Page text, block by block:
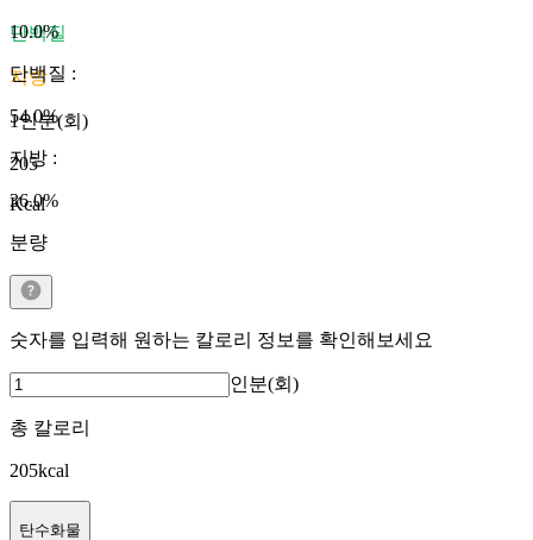
단백질
지방
1인분(회)
205
Kcal
10.0%
단백질 :
54.0%
지방 :
36.0%
분량
숫자를 입력해 원하는 칼로리 정보를 확인해보세요
인분(회)
총 칼로리
205kcal
탄수화물